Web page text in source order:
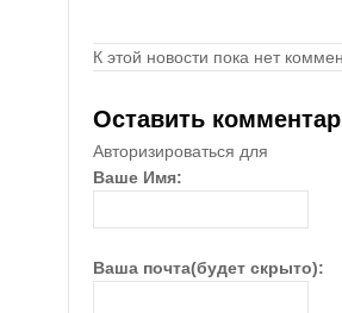
К этой новости пока нет
Оставить
Авторизироваться для
Ваше Имя:
Ваша почта(будет скрыто):